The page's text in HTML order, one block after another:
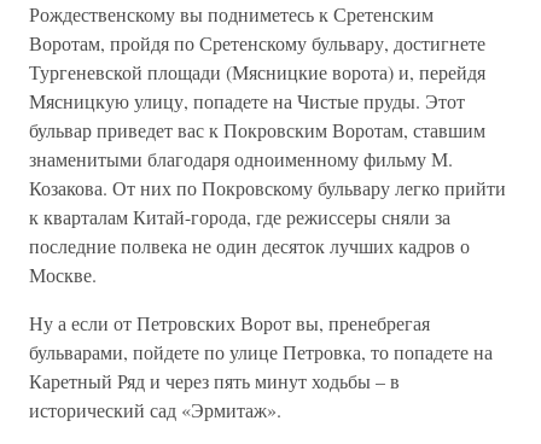
Рождественскому вы подниметесь к Сретенским
Воротам, пройдя по Сретенскому бульвару, достигнете
Тургеневской площади (Мясницкие ворота) и, перейдя
Мясницкую улицу, попадете на Чистые пруды. Этот
бульвар приведет вас к Покровским Воротам, ставшим
знаменитыми благодаря одноименному фильму М.
Козакова. От них по Покровскому бульвару легко прийти
к кварталам Китай-города, где режиссеры сняли за
последние полвека не один десяток лучших кадров о
Москве.
Ну а если от Петровских Ворот вы, пренебрегая
бульварами, пойдете по улице Петровка, то попадете на
Каретный Ряд и через пять минут ходьбы – в
исторический сад «Эрмитаж».